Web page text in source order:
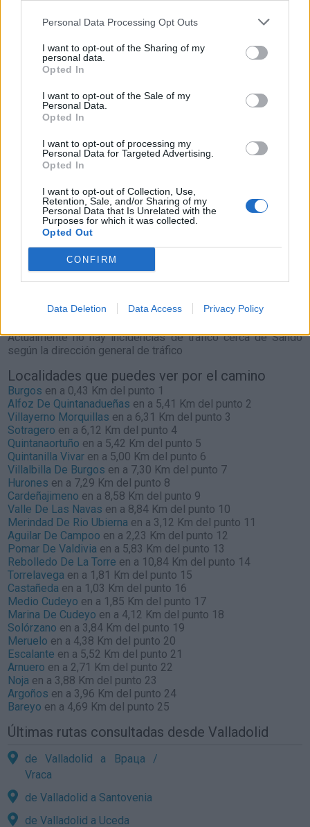
Personal Data Processing Opt Outs
I want to opt-out of the Sharing of my
personal data.
Opted In
I want to opt-out of the Sale of my
Personal Data.
Opted In
I want to opt-out of processing my
Personal Data for Targeted Advertising.
Opted In
I want to opt-out of Collection, Use,
Retention, Sale, and/or Sharing of my
Personal Data that Is Unrelated with the
Purposes for which it was collected.
Opted Out
CONFIRM
Data Deletion Data Access Privacy Policy
Sando
Tipo de
combustible
Precio
por litro
Gasto
Gasto
Gasto
10l/100km
0,00€
Gasolina 98 0,00€
0,00€ 8l.- 0,00€ 11l.-
16l.- 0,00€
Bio diesel 0,00€ 8l.- 0,00€ 11
0,00€
Estado del tráfico e incidencias de la DGT en
Valladolid
Actualmente no hay incidencias de tráfico cerca de
Valladolidsegún la dirección general de tráfico
Estado del tráfico e incidencias de la DGT en
Actualmente no hay incidencias de tráfico cerca deSando
según la dirección general de tráfico
Localidades que puedes ver por el camino
Burgos en a 0,43 Km del punto 1
Alfoz De Quintanadueñas en a 5,41 Km del punto 2
Villayerno Morquillas en a 6,31 Km del punto 3
Sotragero en a 6,12 Km del punto 4
Quintanaortuño en a 5,42 Km del punto 5
Quintanilla Vivar en a 5,00 Km del punto 6
Villalbilla De Burgos en a 7,30 Km del punto 7
Hurones en a 7,29 Km del punto 8
Cardeñajimeno en a 8,58 Km del punto 9
Valle De Las Navas en a 8,84 Km del punto 10
Merindad De Rio Ubierna en a 3,12 Km del punto 11
Aguilar De Campoo en a 2,23 Km del punto 12
Pomar De Valdivia en a 5,83 Km del punto 13
Rebolledo De La Torre en a 10,84 Km del punto 14
Torrelavega en a 1,81 Km del punto 15
Castañeda en a 1,03 Km del punto 16
Medio Cudeyo en a 1,85 Km del punto 17
Marina De Cudeyo en a 4,12 Km del punto 18
Solórzano en a 3,84 Km del punto 19
Meruelo en a 4,38 Km del punto 20
Escalante en a 5,52 Km del punto 21
Arnuero en a 2,71 Km del punto 22
Noja en a 3,88 Km del punto 23
Argoños en a 3,96 Km del punto 24
Bareyo en a 4,69 Km del punto 25
Últimas rutas consultadas desde Valladolid
de Valladolid a Враца /
Vraca
de Valladolid a Santovenia
de Valladolid a Uceda